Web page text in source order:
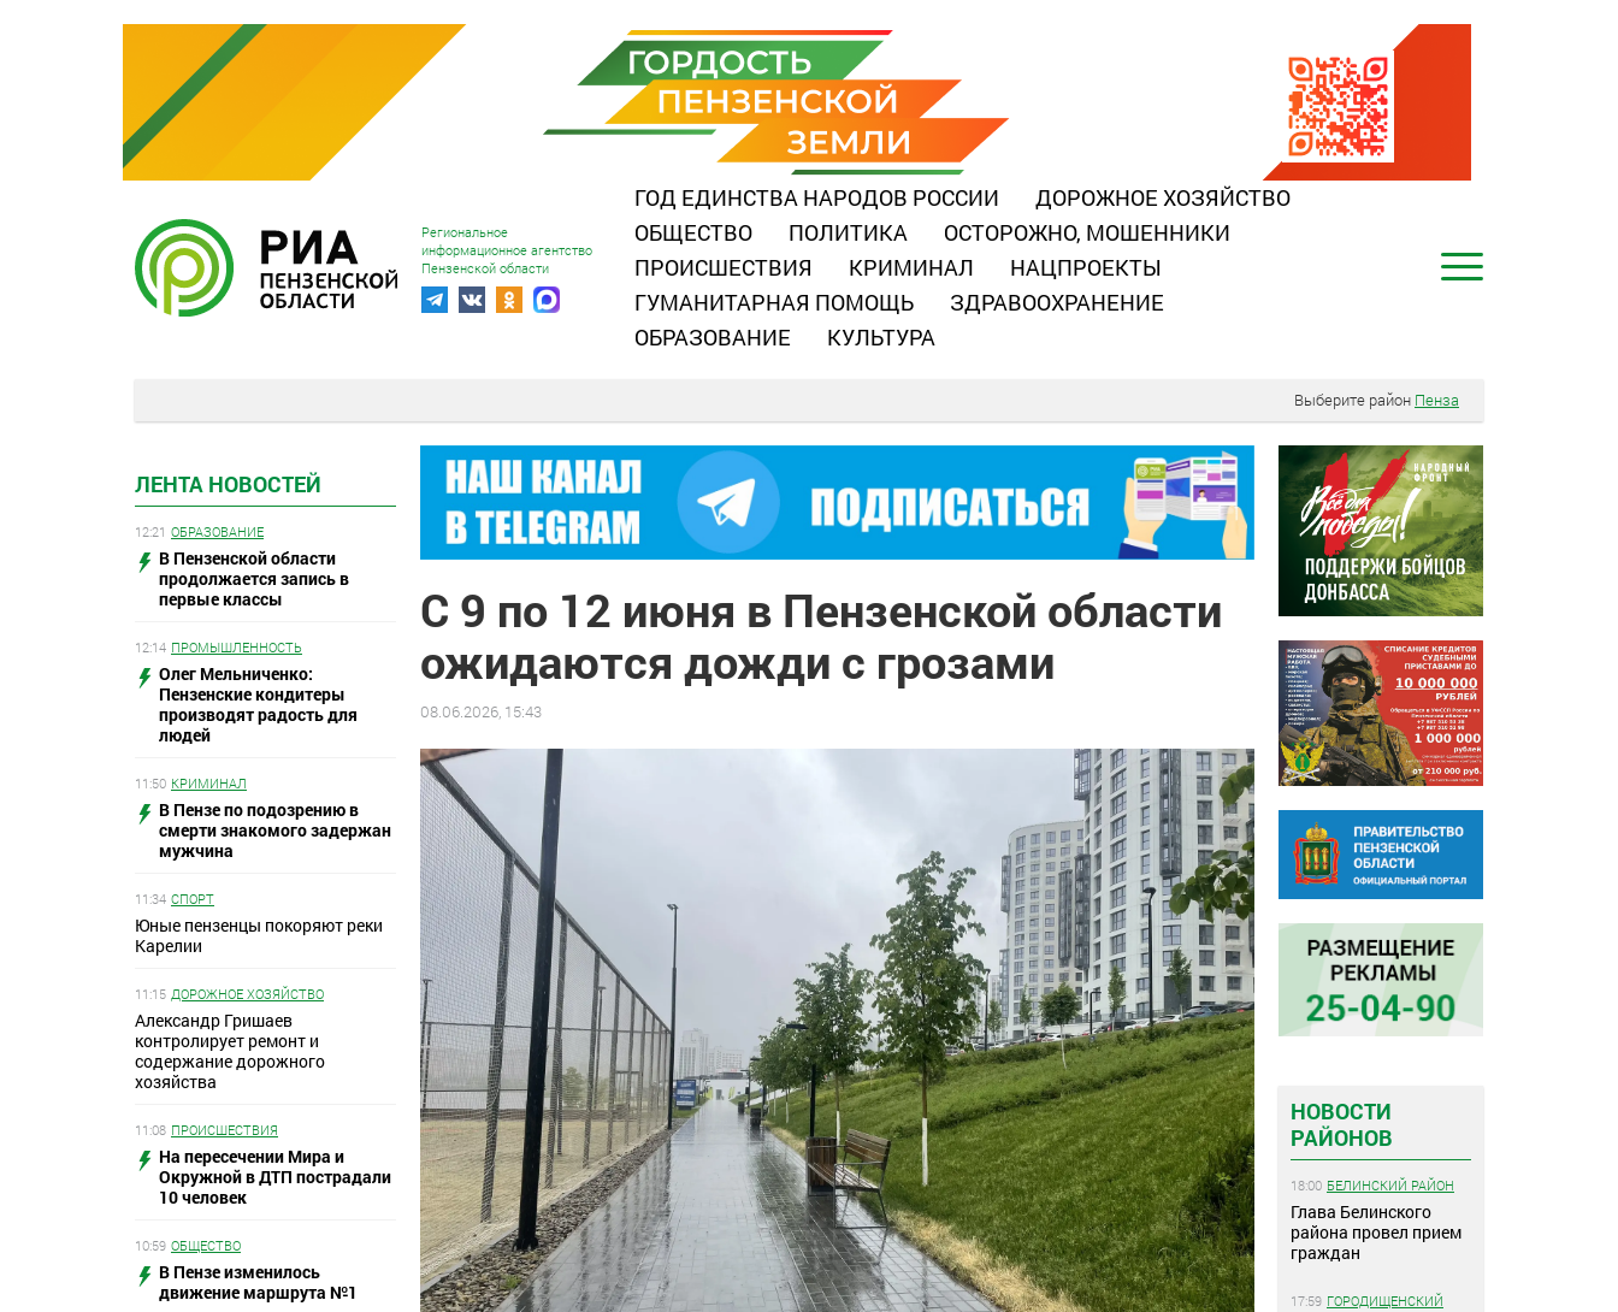
Региональное
информационное агентство
Пензенской области
ГОД ЕДИНСТВА НАРОДОВ РОССИИ
ДОРОЖНОЕ ХОЗЯЙСТВО
ОБЩЕСТВО
ПОЛИТИКА
ОСТОРОЖНО, МОШЕННИКИ
ПРОИСШЕСТВИЯ
КРИМИНАЛ
НАЦПРОЕКТЫ
ГУМАНИТАРНАЯ ПОМОЩЬ
ЗДРАВООХРАНЕНИЕ
ОБРАЗОВАНИЕ
КУЛЬТУРА
Выберите район Пенза
ЛЕНТА НОВОСТЕЙ
12:21 ОБРАЗОВАНИЕ
В Пензенской области
продолжается запись в
первые классы
12:14 ПРОМЫШЛЕННОСТЬ
Олег Мельниченко:
Пензенские кондитеры
производят радость для
людей
11:50 КРИМИНАЛ
В Пензе по подозрению в
смерти знакомого задержан
мужчина
11:34 СПОРТ
Юные пензенцы покоряют реки
Карелии
11:15 ДОРОЖНОЕ ХОЗЯЙСТВО
Александр Гришаев
контролирует ремонт и
содержание дорожного
хозяйства
11:08 ПРОИСШЕСТВИЯ
На пересечении Мира и
Окружной в ДТП пострадали
10 человек
10:59 ОБЩЕСТВО
В Пензе изменилось
движение маршрута №1
С 9 по 12 июня в Пензенской области
ожидаются дожди с грозами
08.06.2026, 15:43
НОВОСТИ
РАЙОНОВ
18:00 БЕЛИНСКИЙ РАЙОН
Глава Белинского
района провел прием
граждан
17:59 ГОРОДИЩЕНСКИЙ